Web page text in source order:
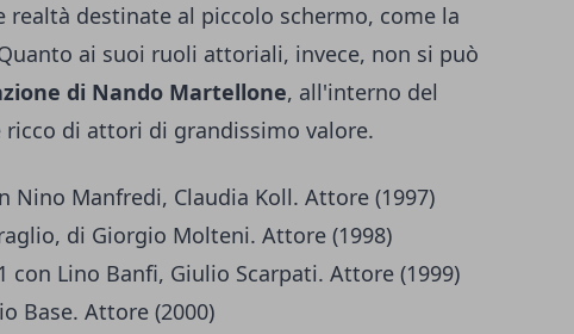
realtà destinate al piccolo schermo, come la
ai suoi ruoli attoriali, invece, non si può
di Nando Martellone, all'interno del
di attori di grandissimo valore.
Nino Manfredi, Claudia Koll. Attore (1997)
di Giorgio Molteni. Attore (1998)
con Lino Banfi, Giulio Scarpati. Attore (1999)
Base. Attore (2000)